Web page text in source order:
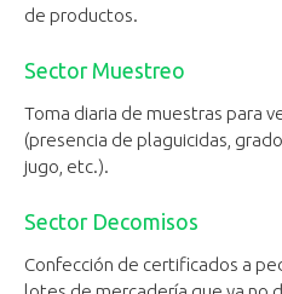
de productos.
Sector Muestreo​
Toma diaria de muestras para
(presencia de plaguicidas,
jugo, etc.).
Sector Decomisos
​Confección de certificados a